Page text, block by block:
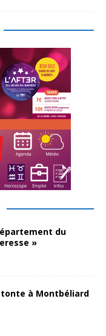
du
»
à Montbéliard